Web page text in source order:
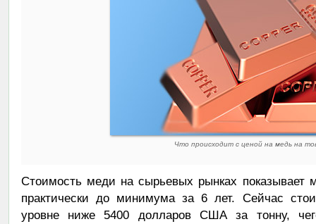
Что происходит с ценой на медь на
Стоимость меди на сырьевых рынках показывает
практически до минимума за 6 лет. Сейчас
уровне ниже 5400 долларов США за тонну,